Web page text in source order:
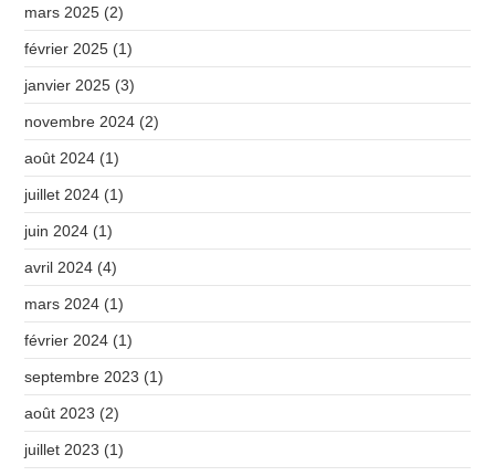
mars 2025 (2)
février 2025 (1)
janvier 2025 (3)
novembre 2024 (2)
août 2024 (1)
juillet 2024 (1)
juin 2024 (1)
avril 2024 (4)
mars 2024 (1)
février 2024 (1)
septembre 2023 (1)
août 2023 (2)
juillet 2023 (1)